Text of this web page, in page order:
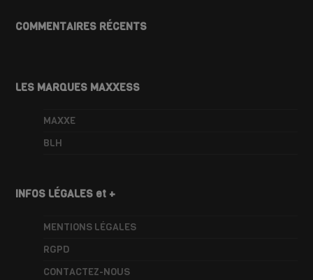
COMMENTAIRES RÉCENTS
LES MARQUES MAXXESS
MAXXE
BLH
INFOS LÉGALES et +
MENTIONS LÉGALES
RGPD
CONTACTEZ-NOUS